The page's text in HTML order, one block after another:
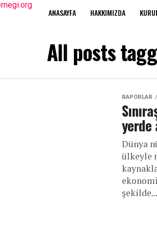
ANASAYFA HAKKIMIZDA
All posts
RAPORLAR
yerde
Dünya
ülkeyle
şekilde...